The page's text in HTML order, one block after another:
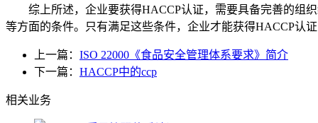
综上所述，企业要获得HACCP认证，需要具备完善的组织
等方面的条件。只有满足这些条件，企业才能获得HACCP认
上一篇： ISO 22000《食品安全管理体系要求》简介
下一篇： HACCP中的ccp
相关业务